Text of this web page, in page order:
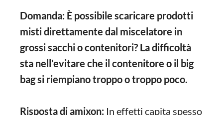
Domanda: È possibile scaricare prodotti
misti direttamente dal miscelatore in
grossi sacchi o contenitori? La difficoltà
sta nell’evitare che il contenitore o il big
bag si riempiano troppo o troppo poco.
Risposta di amixon: In effetti capita spesso